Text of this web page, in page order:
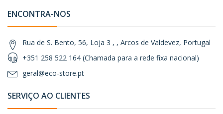
ENCONTRA-NOS
Rua de S. Bento, 56, Loja 3 , , Arcos de Valdevez, Portugal
+351 258 522 164 (Chamada para a rede fixa nacional)
geral@eco-store.pt
SERVIÇO AO CLIENTES